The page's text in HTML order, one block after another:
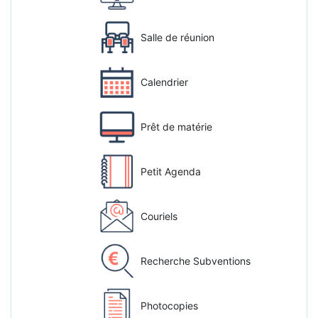
Salle de réunion
Calendrier
Prêt de matérie
Petit Agenda
Couriels
Recherche Subventions
Photocopies